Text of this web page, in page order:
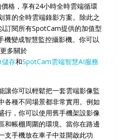
格，享有24小時全時雲端循環
算的全時雲端錄影方案。除此之
訂閱所有SpotCam提供的加值型
機變成智慧監控攝影機。你可以
多關於
儲存和SpotCam雲端智慧AI服務
讓你可以輕鬆把一套雲端影像監
各種不同場景都非常實用。例如
行，你可以使用舊手機架設影像
和帳棚周圍的環境。當你在路邊
支手機放在車子中並開啟此功